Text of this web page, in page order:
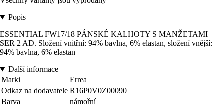
Popis
ESSENTIAL FW17/18 PÁNSKÉ KALHOTY S MANŽETAMI
SER 2 AD. Složení vnitřní: 94% bavlna, 6% elastan, složení vnější:
94% bavlna, 6% elastan
Další informace
Marki
Errea
Odkaz na dodavatele R16P0V0Z00090
Barva
námořní